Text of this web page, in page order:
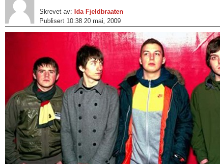
Skrevet av: Ida Fjeldbraaten
Publisert 10:38 20 mai, 2009